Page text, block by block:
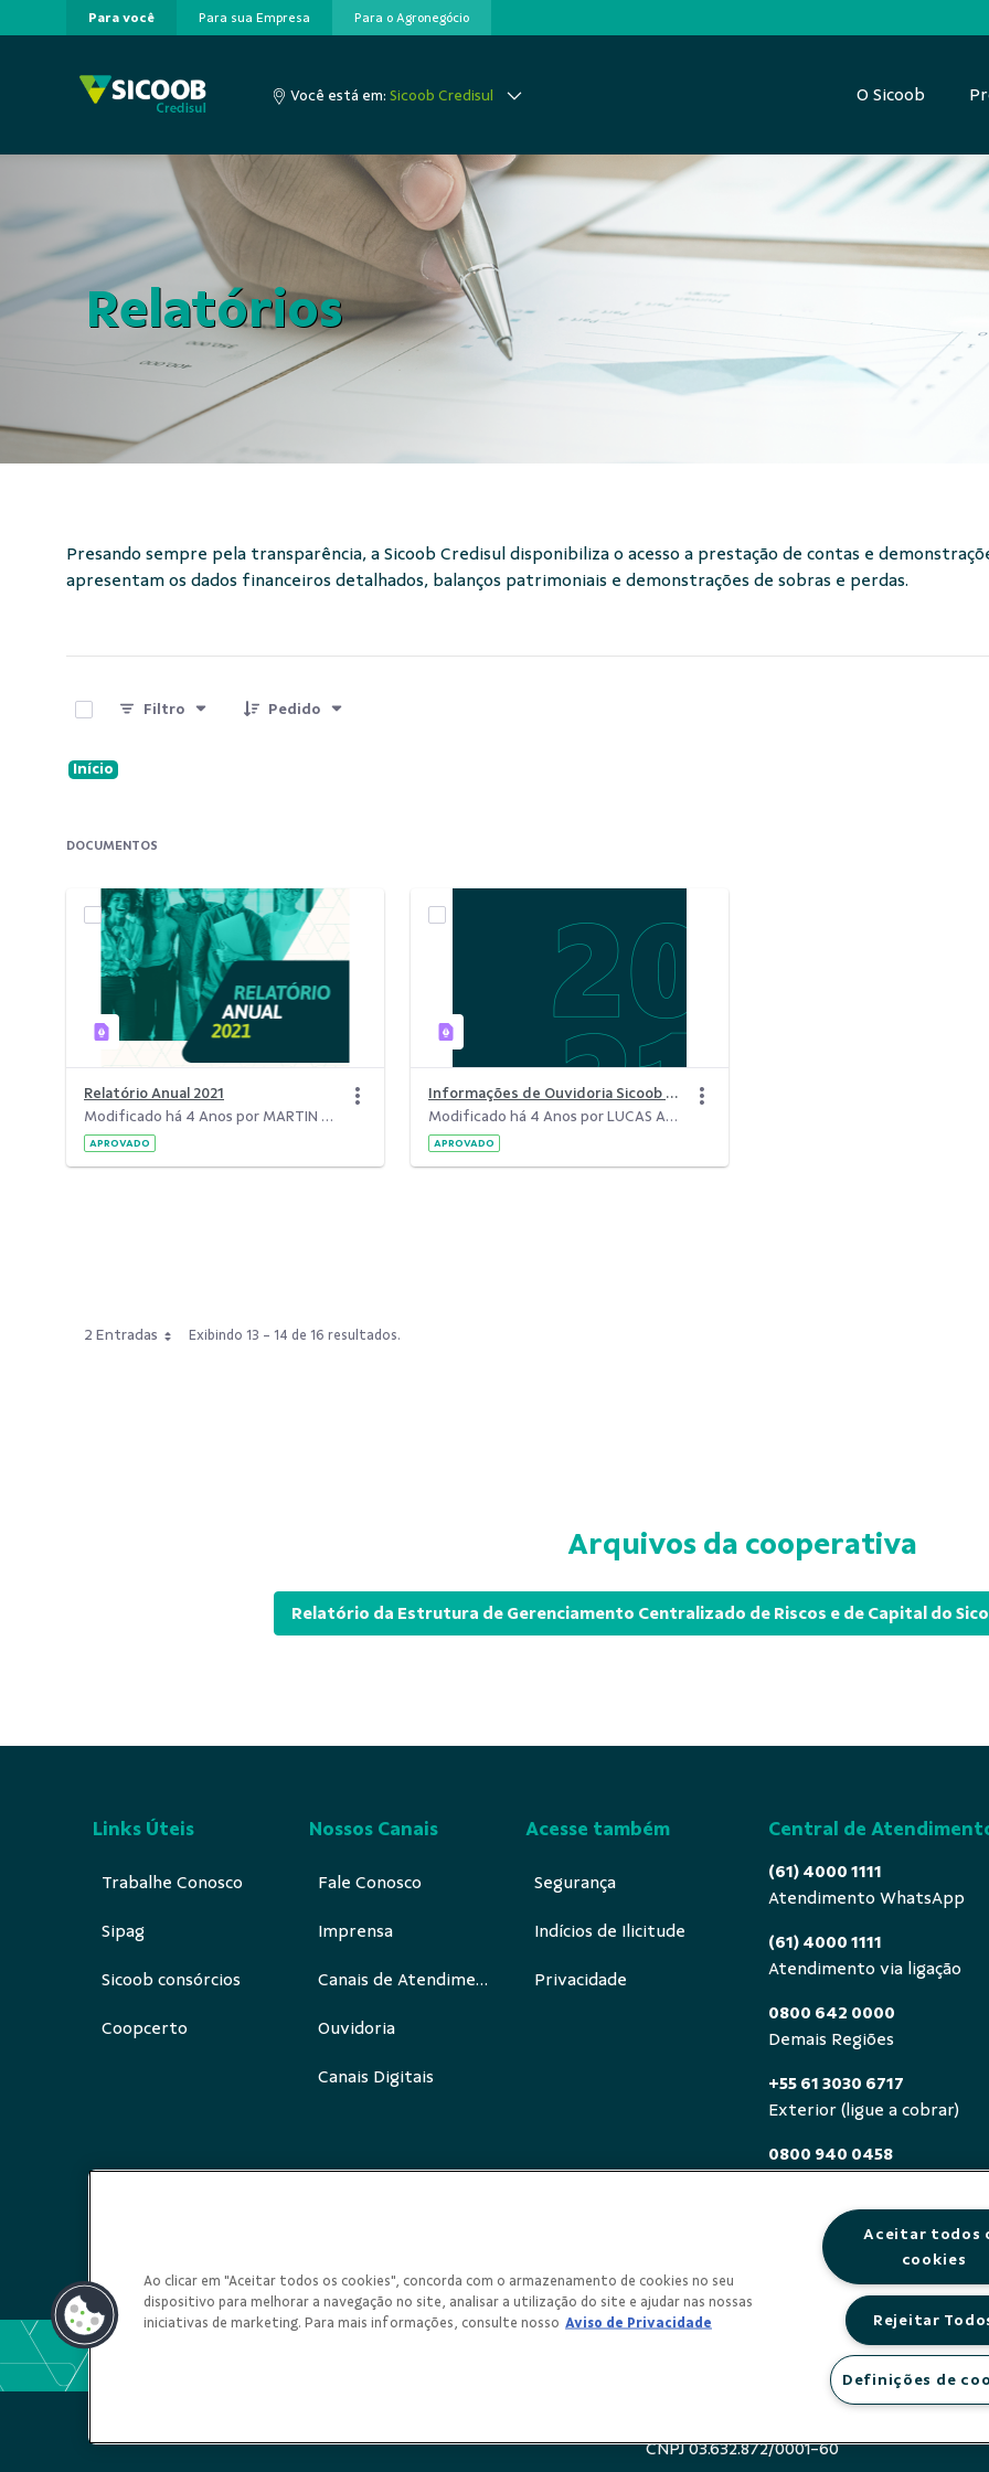
Pular para o Conteúdo principal
Para você Para sua Empresa Para o Agronegócio
Você está em:Sicoob Credisul O Sicoob
Relatórios
Presando sempre pela transparência, a Sicoob Credisul disponibiliza o acesso a prestação de contas e
apresentam os dados financeiros detalhados, balanços patrimoniais e demonstrações de sobras e perdas.
Filtro Pedido
Início
DOCUMENTOS
Relatório Anual 2021
Modificado há 4 Anos por MARTIN DESTEFANI MARTINELLI.
APROVADO
Informações de Ouvidoria Sicoob 2021
Modificado há 4 Anos por LUCAS ALCIDES ALMEIDA DE SOUZA.
APROVADO
2 Entradas Exibindo 13 - 14 de 16 resultados.
Arquivos da cooperativa
Relatório da Estrutura de Gerenciamento Centralizado de Riscos e de Capital do
Links Úteis
Trabalhe Conosco
Sipag
Sicoob consórcios
Coopcerto
Nossos Canais
Fale Conosco
Imprensa
Canais de Atendimento
Ouvidoria
Canais Digitais
Acesse também
Segurança
Indícios de Ilicitude
Privacidade
Central de
(61) 4000 1111
Atendimento WhatsApp
(61) 4000 1111
Atendimento via ligação
0800 642 0000
Demais Regiões
+55 61 3030 6717
Exterior (ligue a cobrar)
0800 940 0458
segunda a sexta, das 8h às
CNPJ 03.632.872/0001-60
Ao clicar em "Aceitar todos os cookies", concorda com o armazenamento de cookies no seu
dispositivo para melhorar a navegação no site, analisar a utilização do site e ajudar nas nossas
iniciativas de marketing. Para mais informações, consulte nosso Aviso de Privacidade
Aceitar todos
cookies
Rejeitar
Definições de